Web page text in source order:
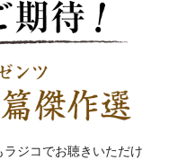
ジコでお聴きいただけ